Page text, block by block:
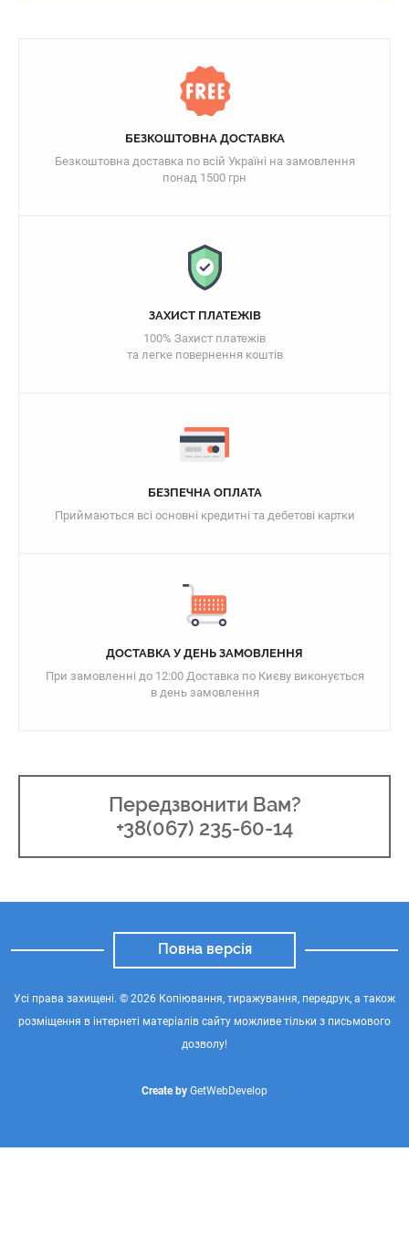
БЕЗКОШТОВНА ДОСТАВКА
Безкоштовна доставка по всій Україні на замовлення
понад 1500 грн
ЗАХИСТ ПЛАТЕЖІВ
100% Захист платежів
та легке повернення коштів
БЕЗПЕЧНА ОПЛАТА
Приймаються всі основні кредитні та дебетові картки
ДОСТАВКА У ДЕНЬ ЗАМОВЛЕННЯ
При замовленні до 12:00 Доставка по Києву виконується
в день замовлення
Передзвонити Вам?
+38(067) 235-60-14
Повна версія
Усі права захищені. © 2026 Копіювання, тиражування, передрук, а також
розміщення в інтернеті матеріалів сайту можливе тільки з письмового
дозволу!
Create by GetWebDevelop